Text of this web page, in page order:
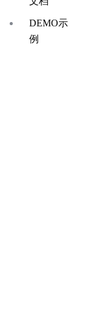
DEMO示
例